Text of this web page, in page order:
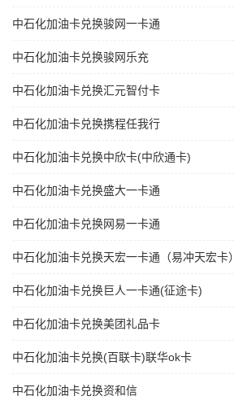
中石化加油卡兑换骏网一卡通
中石化加油卡兑换骏网乐充
中石化加油卡兑换汇元智付卡
中石化加油卡兑换携程任我行
中石化加油卡兑换中欣卡(中欣通卡)
中石化加油卡兑换盛大一卡通
中石化加油卡兑换网易一卡通
中石化加油卡兑换天宏一卡通（易冲天宏卡）
中石化加油卡兑换巨人一卡通(征途卡)
中石化加油卡兑换美团礼品卡
中石化加油卡兑换(百联卡)联华ok卡
中石化加油卡兑换资和信